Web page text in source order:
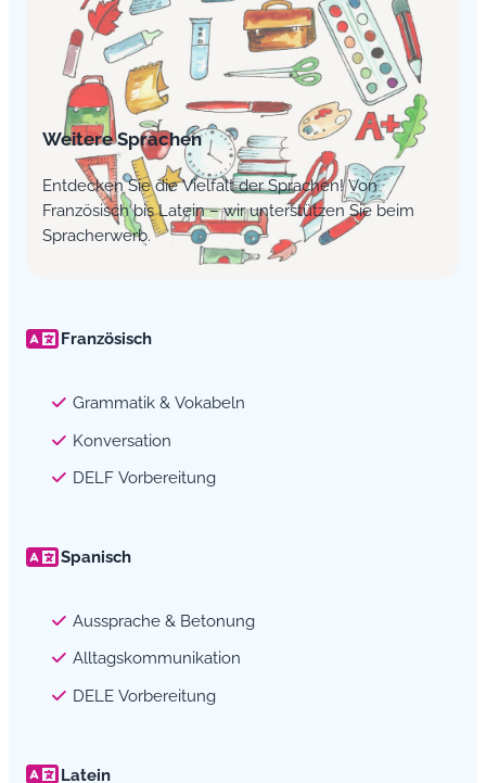
Weitere Sprachen
Entdecken Sie die Vielfalt der Sprachen! Von
Französisch bis Latein – wir unterstützen Sie beim
Spracherwerb.
Französisch
Grammatik & Vokabeln
Konversation
DELF Vorbereitung
Spanisch
Aussprache & Betonung
Alltagskommunikation
DELE Vorbereitung
Latein